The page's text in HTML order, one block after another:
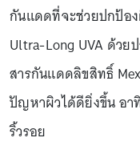
กันแดดที่จะช่วยปกป้อ
Ultra-Long UVA ด้วย
สารกันแดดลิขสิทธิ์
ปัญหาผิวได้ดียิ่งขึ้น อา
ริ้วรอย